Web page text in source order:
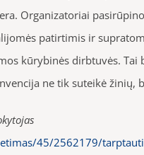
Organizatoriai
patirtimis ir
kūrybinės dirbtuvės.
ne tik suteikė
45/2562179/